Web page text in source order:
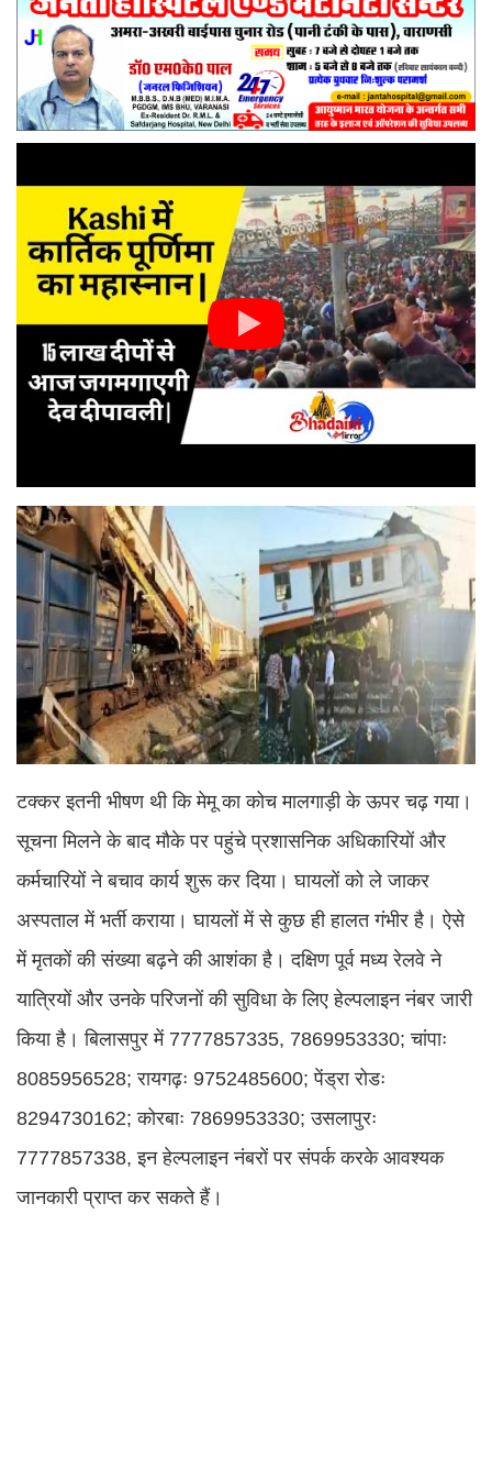
टक्कर इतनी भीषण थी कि मेमू का कोच मालगाड़ी के ऊपर चढ़ गया।
सूचना मिलने के बाद मौके पर पहुंचे प्रशासनिक अधिकारियों और
कर्मचारियों ने बचाव कार्य शुरू कर दिया। घायलों को ले जाकर
अस्पताल में भर्ती कराया। घायलों में से कुछ ही हालत गंभीर है। ऐसे
में मृतकों की संख्या बढ़ने की आशंका है। दक्षिण पूर्व मध्य रेलवे ने
यात्रियों और उनके परिजनों की सुविधा के लिए हेल्पलाइन नंबर जारी
किया है। बिलासपुर में 7777857335, 7869953330; चांपाः
8085956528; रायगढ़ः 9752485600; पेंड्रा रोडः
8294730162; कोरबाः 7869953330; उसलापुरः
7777857338, इन हेल्पलाइन नंबरों पर संपर्क करके आवश्यक
जानकारी प्राप्त कर सकते हैं।